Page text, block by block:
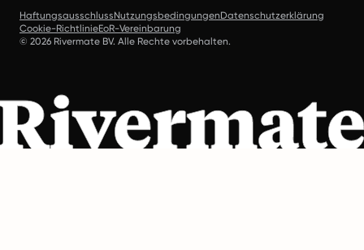
HaftungsausschlussNutzungsbedingungenDatenschutzerklärung
Cookie-RichtlinieEoR-Vereinbarung
© 2026 Rivermate BV. Alle Rechte vorbehalten.